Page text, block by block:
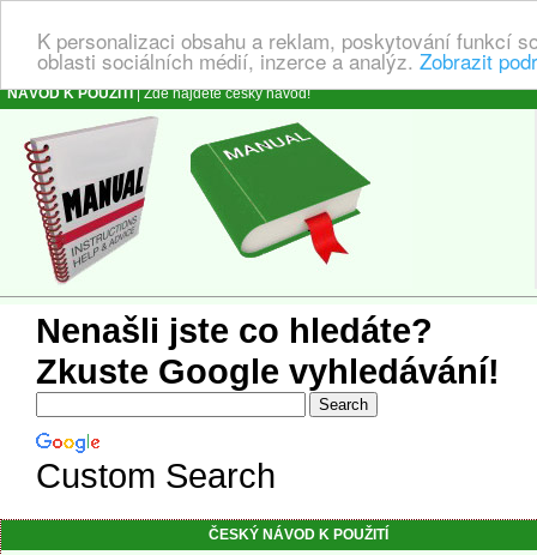
K personalizaci obsahu a reklam, poskytování funkcí
oblasti sociálních médií, inzerce a analýz. Zobrazit
NÁVOD K POUŽITÍ| Zde najdete český návod!
Nenašli jste co hledáte?
Zkuste Google vyhledávání!
Custom Search
ČESKÝ NÁVOD K POUŽITÍ